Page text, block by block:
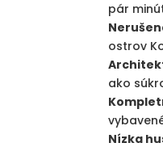
pár
ostrov
ako
Nízka